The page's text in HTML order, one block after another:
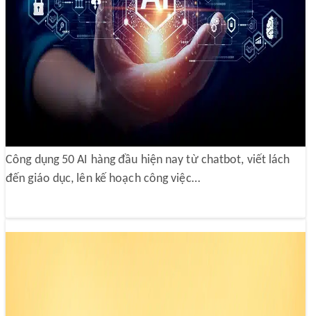
50 AI hàng đầu và cách ứng dụng AI vào
công việc
Công dụng 50 AI hàng đầu hiện nay từ chatbot, viết lách
đến giáo dục, lên kế hoạch công việc…